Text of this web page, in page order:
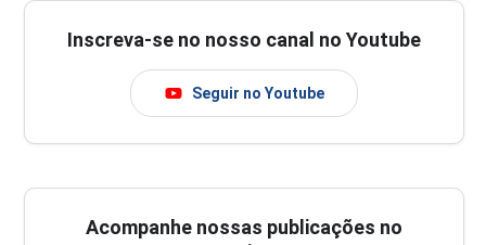
Inscreva-se no nosso canal no Youtube
Seguir no Youtube
Acompanhe nossas publicações no